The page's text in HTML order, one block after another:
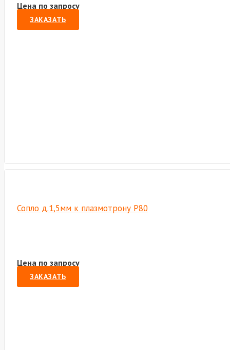
Цена по запросу
ЗАКАЗАТЬ
Сопло д.1,5мм к плазмотрону P80
Цена по запросу
ЗАКАЗАТЬ